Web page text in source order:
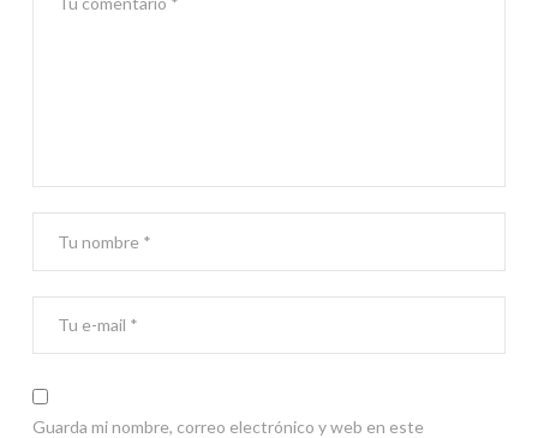
Guarda mi nombre, correo electrónico y web en este